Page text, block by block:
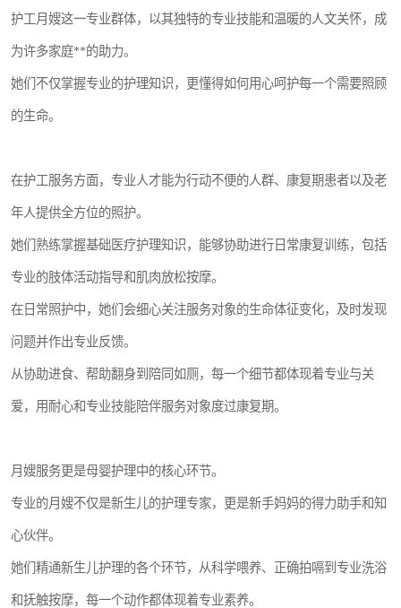
护工月嫂这一专业群体，以其独特的专业技能和温暖的人文关怀，成
为许多家庭**的助力。
她们不仅掌握专业的护理知识，更懂得如何用心呵护每一个需要照顾
的生命。
在护工服务方面，专业人才能为行动不便的人群、康复期患者以及老
年人提供全方位的照护。
她们熟练掌握基础医疗护理知识，能够协助进行日常康复训练，包括
专业的肢体活动指导和肌肉放松按摩。
在日常照护中，她们会细心关注服务对象的生命体征变化，及时发现
问题并作出专业反馈。
从协助进食、帮助翻身到陪同如厕，每一个细节都体现着专业与关
爱，用耐心和专业技能陪伴服务对象度过康复期。
月嫂服务更是母婴护理中的核心环节。
专业的月嫂不仅是新生儿的护理专家，更是新手妈妈的得力助手和知
心伙伴。
她们精通新生儿护理的各个环节，从科学喂养、正确拍嗝到专业洗浴
和抚触按摩，每一个动作都体现着专业素养。